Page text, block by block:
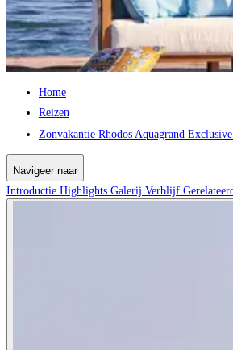
Home
Reizen
Zonvakantie Rhodos Aquagrand
Navigeer naar
Introductie Highlights Galerij Verblijf